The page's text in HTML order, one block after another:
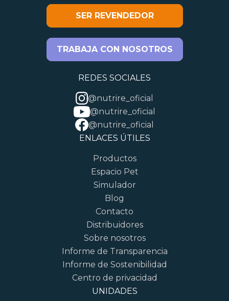
SER REVENDEDOR
TRABAJA CON NOSOTROS
REDES SOCIALES
@nutrire_oficial
@nutrire_oficial
@nutrire_oficial
ENLACES ÚTILES
Productos
Espacio Pet
Simulador
Blog
Contacto
Distribuidores
Sobre nosotros
Informe de Transparencia
Informe de Sostenibilidad
Centro de privacidad
UNIDADES